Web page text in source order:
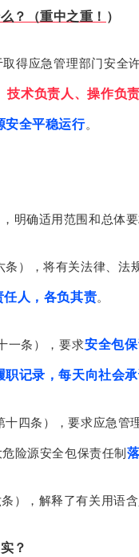
？（重中之重！ ）
得应急管理部门安全
技术负责人、操作负
安全平稳运行。
明确适用范围和总体
条），将有关法律、
人，各负其责。
一条），要求安全包
记录，每天向社会
十四条），要求应急管
危险源安全包保责任制
），解释了有关用语
？